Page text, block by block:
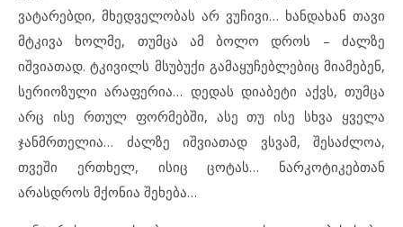
ვატარებდი, მხედველობას არ ვუჩივი… ხანდახან თავი
მტკივა ხოლმე, თუმცა ამ ბოლო დროს – ძალზე
იშვიათად. ტკივილს მსუბუქი გამაყუჩებლებიც მიამებენ,
სერიოზული არაფერია… დედას დიაბეტი აქვს, თუმცა
არც ისე რთულ ფორმებში, ასე თუ ისე სხვა ყველა
ჯანმრთელია… ძალზე იშვიათად ვსვამ, შესაძლოა,
თვეში ერთხელ, ისიც ცოტას… ნარკოტიკებთან
არასდროს მქონია შეხება…